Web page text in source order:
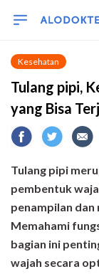
Kesehatan
Tulang pipi,
yang Bisa
Tulang pipi
pembentuk
penampilan
Memahami
bagian ini
wajah secara